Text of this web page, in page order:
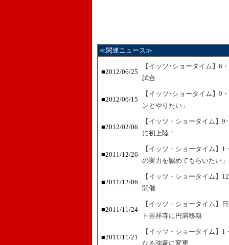
≪関連ニュース≫
■2012/06/25
【イッツ･ショータイム】6
試合
■2012/06/15
【イッツ･ショータイム】9
ンとやりたい」
■2012/02/06
【イッツ・ショータイム】
に初上陸！
■2011/12/26
【イッツ・ショータイム】
の実力を認めてもらいたい」
■2011/12/06
【イッツ・ショータイム】
開催
■2011/11/24
【イッツ・ショータイム】
ト吉祥寺に円満移籍
■2011/11/21
【イッツ・ショータイム】
なる強豪に変更